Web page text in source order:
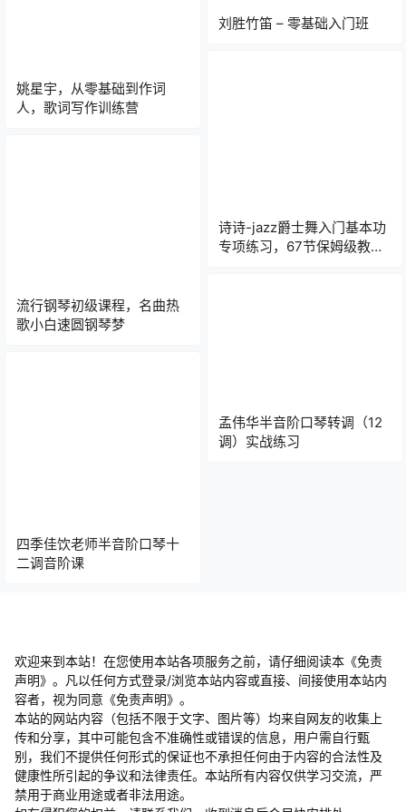
刘胜竹笛 – 零基础入门班
姚星宇，从零基础到作词
人，歌词写作训练营
诗诗-jazz爵士舞入门基本功
专项练习，67节保姆级教程
流行钢琴初级课程，名曲热
歌小白速圆钢琴梦
孟伟华半音阶口琴转调（12
调）实战练习
四季佳饮老师半音阶口琴十
二调音阶课
欢迎来到本站！在您使用本站各项服务之前，请仔细阅读本《免责
声明》。凡以任何方式登录/浏览本站内容或直接、间接使用本站内
容者，视为同意《免责声明》。
本站的网站内容（包括不限于文字、图片等）均来自网友的收集上
传和分享，其中可能包含不准确性或错误的信息，用户需自行甄
别，我们不提供任何形式的保证也不承担任何由于内容的合法性及
健康性所引起的争议和法律责任。本站所有内容仅供学习交流，严
禁用于商业用途或者非法用途。